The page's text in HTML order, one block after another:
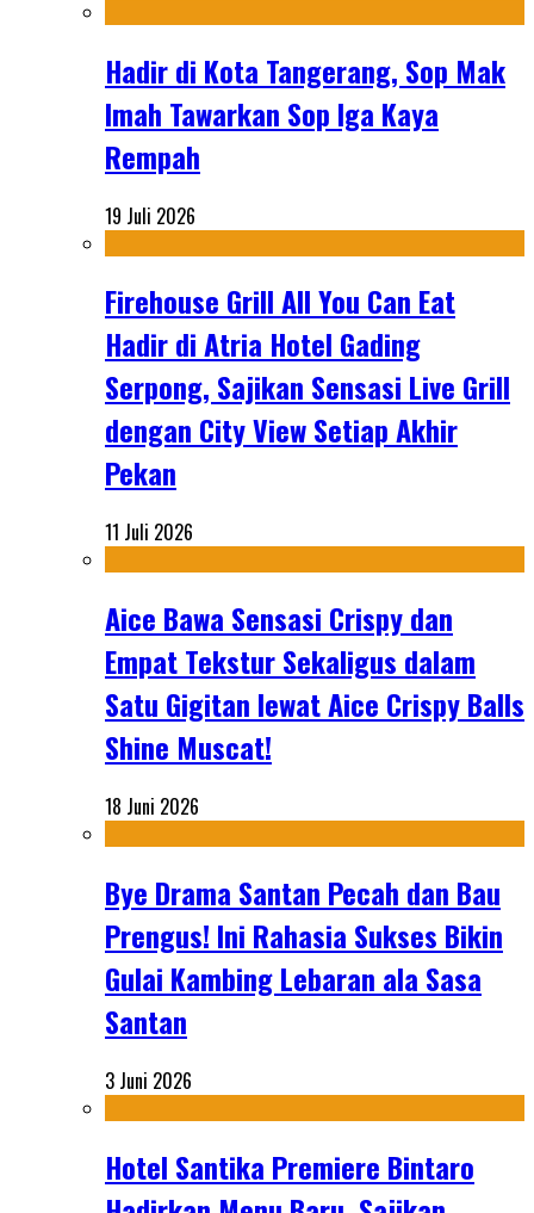
Hadir di Kota Tangerang, Sop Mak
Imah Tawarkan Sop Iga Kaya
Rempah
19 Juli 2026
Firehouse Grill All You Can Eat
Hadir di Atria Hotel Gading
Serpong, Sajikan Sensasi Live Grill
dengan City View Setiap Akhir
Pekan
11 Juli 2026
Aice Bawa Sensasi Crispy dan
Empat Tekstur Sekaligus dalam
Satu Gigitan lewat Aice Crispy Balls
Shine Muscat!
18 Juni 2026
Bye Drama Santan Pecah dan Bau
Prengus! Ini Rahasia Sukses Bikin
Gulai Kambing Lebaran ala Sasa
Santan
3 Juni 2026
Hotel Santika Premiere Bintaro